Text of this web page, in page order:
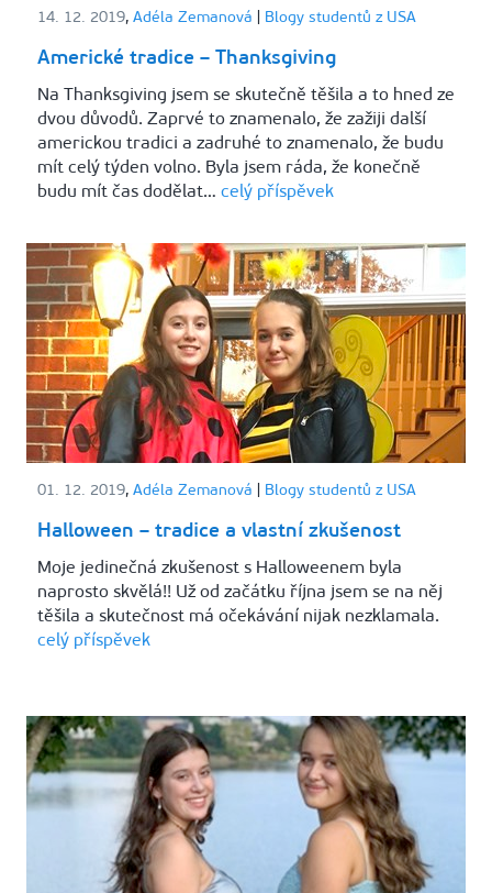
14. 12. 2019, Adéla Zemanová Blogy studentů z USA
Americké tradice – Thanksgiving
Na Thanksgiving jsem se skutečně těšila a to hned ze
dvou důvodů. Zaprvé to znamenalo, že zažiji další
americkou tradici a zadruhé to znamenalo, že budu
mít celý týden volno. Byla jsem ráda, že konečně
budu mít čas dodělat… celý příspěvek
01. 12. 2019, Adéla Zemanová Blogy studentů z USA
Halloween – tradice a vlastní zkušenost
Moje jedinečná zkušenost s Halloweenem byla
naprosto skvělá!! Už od začátku října jsem se na něj
těšila a skutečnost má očekávání nijak nezklamala.
celý příspěvek